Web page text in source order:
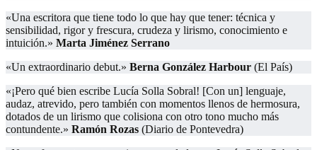
«Una escritora que tiene todo lo que hay que tener: técnica y
sensibilidad, rigor y frescura, crudeza y lirismo, conocimiento e
intuición.» Marta Jiménez Serrano
«Un extraordinario debut.» Berna González Harbour (El País)
«¡Pero qué bien escribe Lucía Solla Sobral! [Con un] lenguaje,
audaz, atrevido, pero también con momentos llenos de hermosura,
dotados de un lirismo que colisiona con otro tono mucho más
contundente.» Ramón Rozas (Diario de Pontevedra)